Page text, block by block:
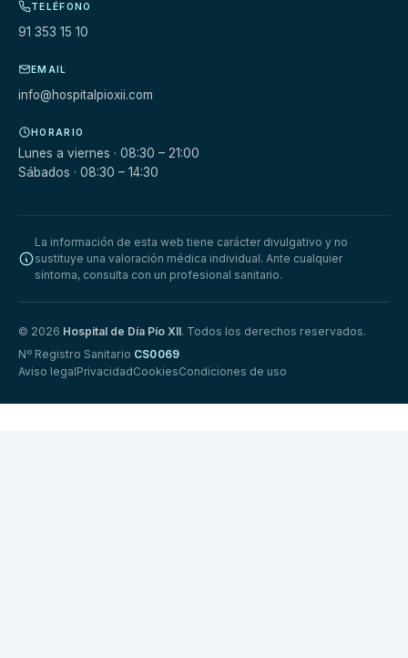
TELÉFONO
91 353 15 10
EMAIL
info@hospitalpioxii.com
HORARIO
Lunes a viernes · 08:30 – 21:00
Sábados · 08:30 – 14:30
La información de esta web tiene carácter divulgativo y no
sustituye una valoración médica individual. Ante cualquier
síntoma, consulta con un profesional sanitario.
© 2026 Hospital de Día Pío XII. Todos los derechos reservados.
Nº Registro Sanitario CS0069
Aviso legalPrivacidadCookiesCondiciones de uso